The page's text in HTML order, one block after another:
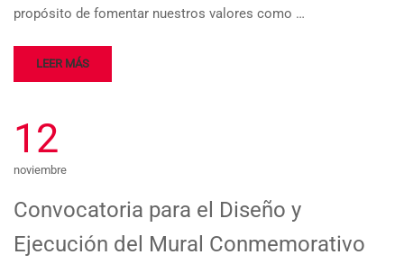
propósito de fomentar nuestros valores como …
LEER MÁS
12
noviembre
Convocatoria para el Diseño y
Ejecución del Mural Conmemorativo